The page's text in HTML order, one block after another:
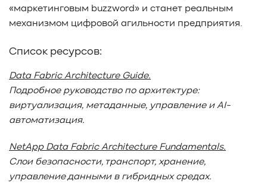
«маркетинговым buzzword» и станет реальным
механизмом цифровой агильности предприятия.
Список ресурсов:
Data Fabric Architecture Guide.
Подробное руководство по архитектуре:
виртуализация, метаданные, управление и AI-
автоматизация.
NetApp Data Fabric Architecture Fundamentals.
Слои безопасности, транспорт, хранение,
управление данными в гибридных средах.